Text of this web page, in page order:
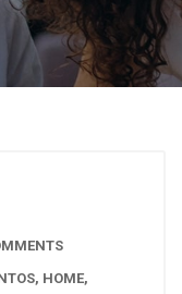
, HOME,